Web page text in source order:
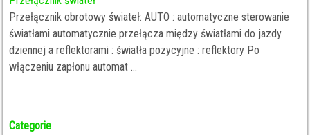
Przełącznik obrotowy świateł: AUTO : automatyczne sterowanie
światłami automatycznie przełącza między światłami do jazdy
dziennej a reflektorami : światła pozycyjne : reflektory Po
włączeniu zapłonu automat ...
Categorie